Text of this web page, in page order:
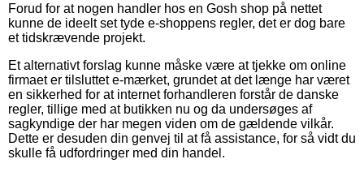
Forud for at nogen handler hos en Gosh shop på nettet
kunne de ideelt set tyde e-shoppens regler, det er dog bare
et tidskrævende projekt.
Et alternativt forslag kunne måske være at tjekke om online
firmaet er tilsluttet e-mærket, grundet at det længe har været
en sikkerhed for at internet forhandleren forstår de danske
regler, tillige med at butikken nu og da undersøges af
sagkyndige der har megen viden om de gældende vilkår.
Dette er desuden din genvej til at få assistance, for så vidt du
skulle få udfordringer med din handel.